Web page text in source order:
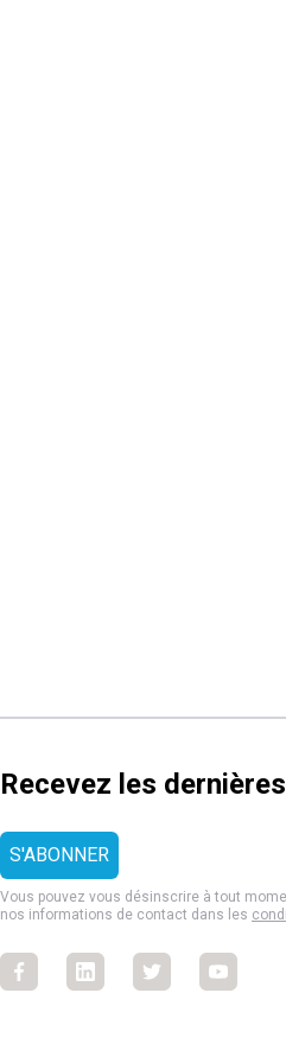
Recevez les
Vous pouvez vous désinscrire à tout
nos informations de contact dans les
FacebookFacebookFacebookFacebook